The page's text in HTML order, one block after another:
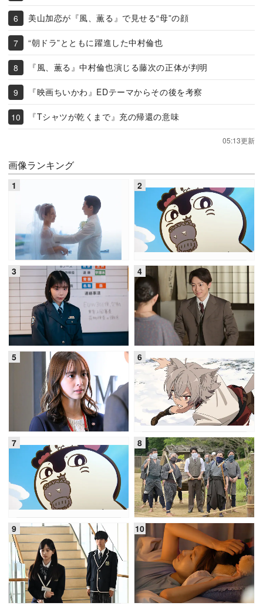
美山加恋が『風、薫る』で見せる“母”の顔
“朝ドラ”とともに躍進した中村倫也
『風、薫る』中村倫也演じる藤次の正体が判明
『映画ちいかわ』EDテーマからその後を考察
『Tシャツが乾くまで』充の帰還の意味
05:13更新
画像ランキング